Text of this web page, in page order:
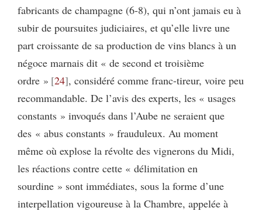
fabricants de champagne (6-8), qui n’ont jamais eu à
subir de poursuites judiciaires, et qu’elle livre une
part croissante de sa production de vins blancs à un
négoce marnais dit « de second et troisième
ordre » 24 , considéré comme franc-tireur, voire peu
recommandable. De l’avis des experts, les « usages
constants » invoqués dans l’Aube ne seraient que
des « abus constants » frauduleux. Au moment
même où explose la révolte des vignerons du Midi,
les réactions contre cette « délimitation en
sourdine » sont immédiates, sous la forme d’une
interpellation vigoureuse à la Chambre, appelée à